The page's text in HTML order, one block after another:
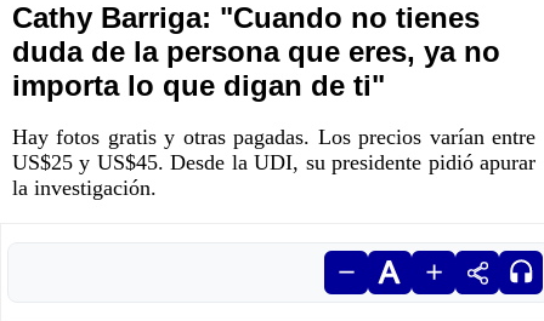
Cathy Barriga: "Cuando no tienes
duda de la persona que eres, ya no
importa lo que digan de ti"
Hay fotos gratis y otras pagadas. Los precios varían entre
US$25 y US$45. Desde la UDI, su presidente pidió apurar
la investigación.